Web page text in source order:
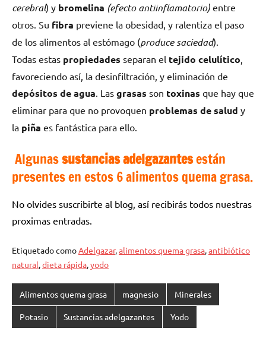
cerebral) y bromelina (efecto antiinflamatorio) entre
otros. Su fibra previene la obesidad, y ralentiza el paso
de los alimentos al estómago (produce saciedad).
Todas estas propiedades separan el tejido celulítico
favoreciendo así, la desinfiltración, y eliminación de
depósitos de agua . Las grasas son toxinas que hay que
eliminar para que no provoquen problemas de salud y
la piña es fantástica para ello.
Algunassustancias adelgazantesestán
presentes en estos 6 alimentos quema grasa.
No olvides suscribirte al blog, así recibirás todos nuestras
proximas entradas.
Etiquetado comoAdelgazar,alimentos quema grasa,antibiótico
natural,dieta rápida,yodo
Alimentos quema grasa magnesio Minerales
Potasio Sustancias adelgazantes Yodo